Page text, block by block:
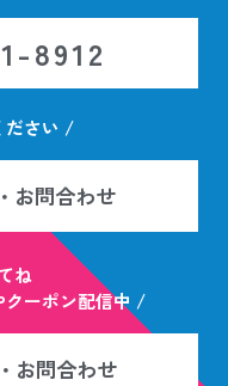
8912
ださい /
お問合わせ
ね
ーポン配信中 /
お問合わせ